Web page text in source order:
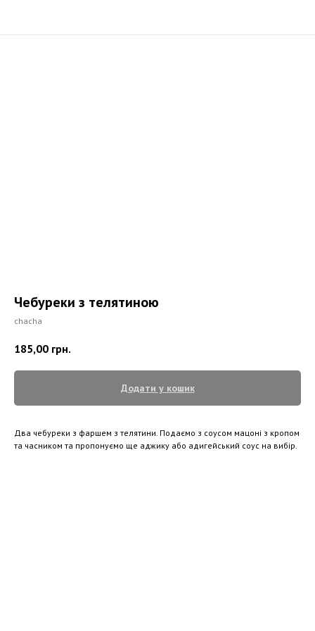
Чебуреки з телятиною
chacha
185,00 грн.
Додати у кошик
Два чебуреки з фаршем з телятини. Подаємо з соусом мацоні з кропом
та часником та пропонуємо ще аджику або адигейський соус на вибір.